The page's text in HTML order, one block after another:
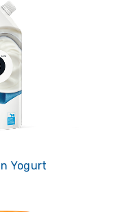
Yogurt